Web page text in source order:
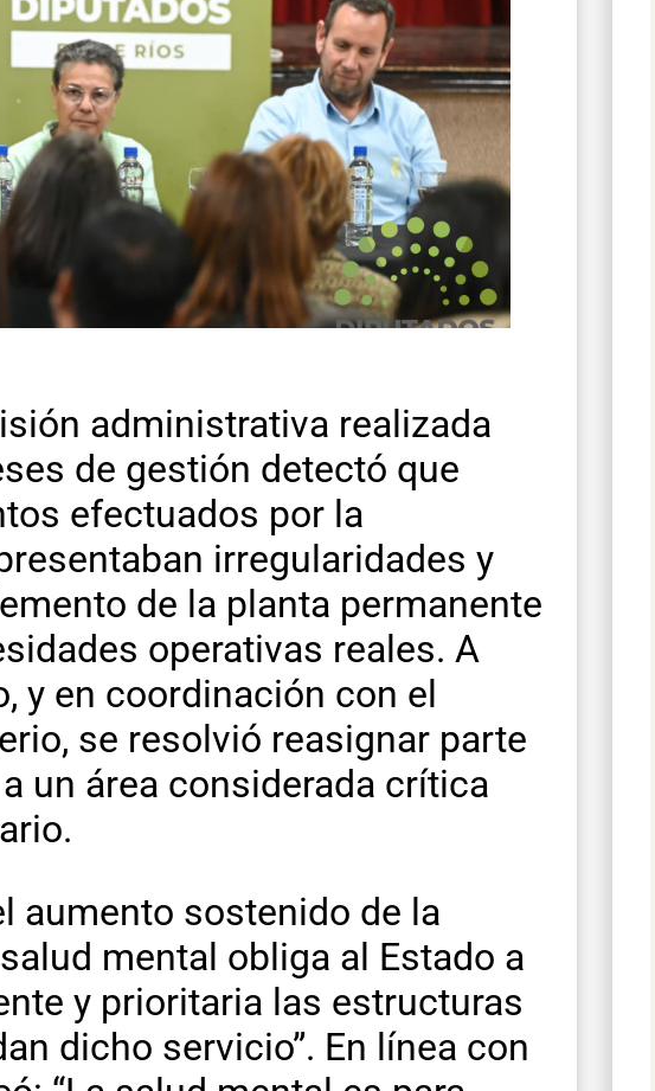
administrativa realizada
de gestión detectó que
efectuados por la
irregularidades y
de la planta permanente
operativas reales. A
y en coordinación con el
se resolvió reasignar parte
un área considerada crítica
aumento sostenido de la
mental obliga al Estado a
y prioritaria las estructuras
dicho servicio”. En línea con